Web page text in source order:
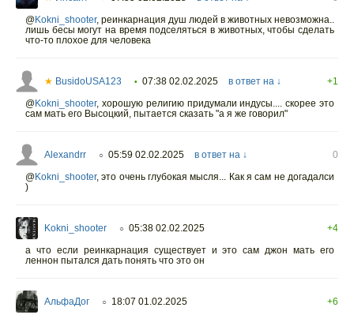
@Kokni_shooter, реинкарнация душ людей в животных невозможна..
лишь бесы могут на время подселяться в животных, чтобы сделать
что-то плохое для человека
★ BusidoUSA123 • 07:38 02.02.2025 в ответ на ↓
+1
@Kokni_shooter, хорошую религию придумали индусы.... скорее это
сам мать его Высоцкий, пытается сказать "а я же говорил"
Alexandrr ○ 05:59 02.02.2025 в ответ на ↓
0
@Kokni_shooter, это очень глубокая мысля... Как я сам не догадалси
)
Kokni_shooter ○ 05:38 02.02.2025
+4
а что если реинкарнация существует и это сам джон мать его
леннон пытался дать понять что это он
АльфаДог ○ 18:07 01.02.2025
+6